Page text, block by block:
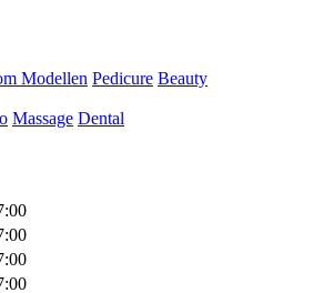
Modellen Pedicure Beauty
Massage Dental